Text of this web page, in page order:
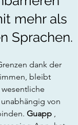
mehr als
Sprachen.
dank der
bleibt
von
Guapp ,